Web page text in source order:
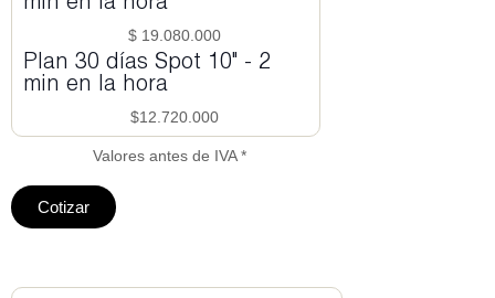
$ 19.080.000
Plan 30 días Spot 10" - 2
min en la hora
$12.720.000
Valores antes de IVA *
Cotizar